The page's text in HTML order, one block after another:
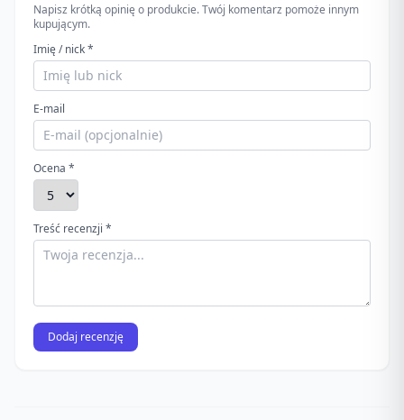
Napisz krótką opinię o produkcie. Twój komentarz pomoże innym
kupującym.
Imię / nick *
E-mail
Ocena *
Treść recenzji *
Dodaj recenzję